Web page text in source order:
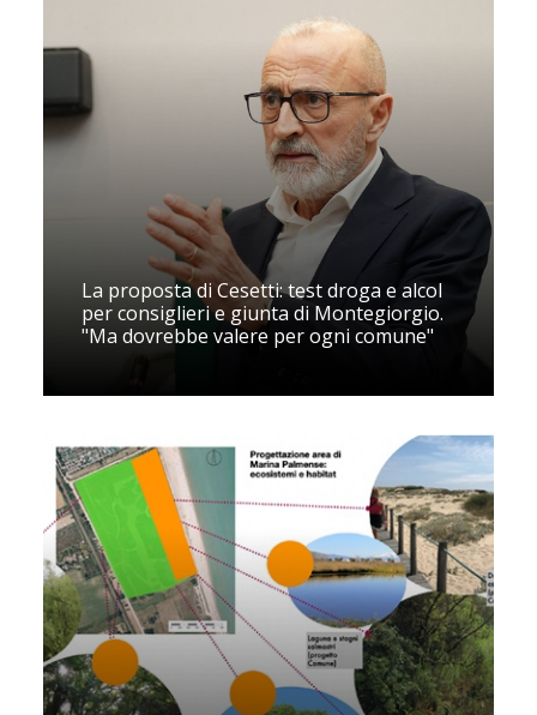
La proposta di Cesetti: test droga e alcol
per consiglieri e giunta di Montegiorgio.
"Ma dovrebbe valere per ogni comune"